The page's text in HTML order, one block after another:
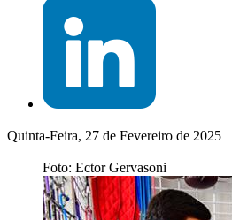
Quinta-Feira, 27 de Fevereiro de 2025
Foto: Ector Gervasoni